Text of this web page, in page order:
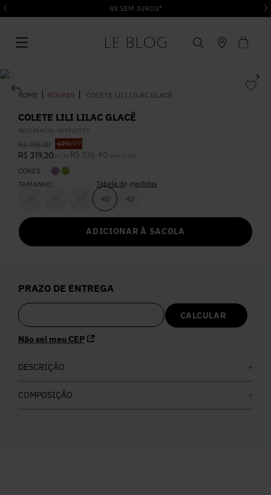
8X SEM JUROS*
ROUPAS COLETE LILI LILAC GLACÊ
COLETE LILI LILAC GLACÊ
REFERÊNCIA: 009720739
R$ 798,00 -60%OFF
R$ 319,20 ou 3 x R$ 106 40 sem juros
CORES
TAMANHO
40
42
Tabela de medidas
ADICIONAR À SACOLA
PRAZO DE ENTREGA
Não sei meu CEP
DESCRIÇÃO
COMPOSIÇÃO
1 º Vestido
2 Roupas
4º Blusa
5º Calça
8º Calça Jeans